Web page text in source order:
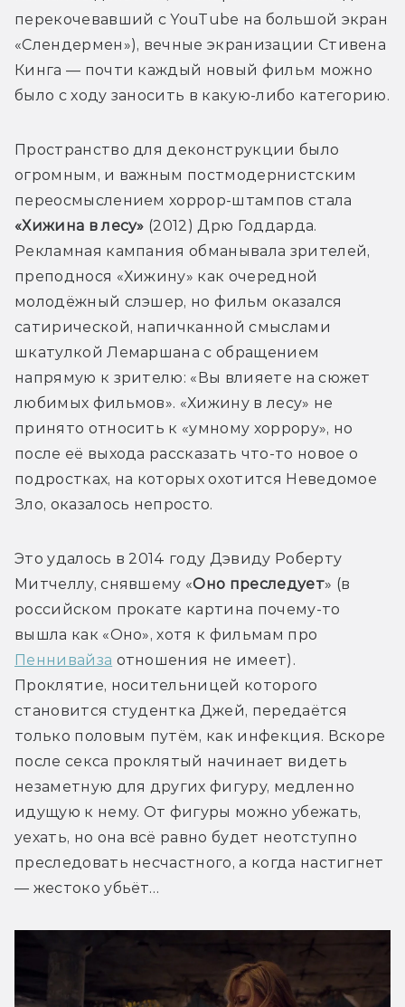
перекочевавший с YouTube на большой экран
«Слендермен»), вечные экранизации Стивена
Кинга — почти каждый новый фильм можно
было с ходу заносить в какую-либо категорию.
Пространство для деконструкции было
огромным, и важным постмодернистским
«Хижина в лесу» (2012) Дрю Годдарда.
Рекламная кампания обманывала зрителей,
преподнося «Хижину» как очередной
молодёжный слэшер, но фильм оказался
сатирической, напичканной смыслами
шкатулкой Лемаршана с обращением
напрямую к зрителю: «Вы влияете на сюжет
любимых фильмов». «Хижину в лесу» не
принято относить к «умному хоррору», но
после её выхода рассказать что-то новое о
подростках, на которых охотится Неведомое
Зло, оказалось непросто.
Это удалось в 2014 году Дэвиду Роберту
Митчеллу, снявшему «Оно преследует» (в
российском прокате картина почему-то
Пеннивайза отношения не имеет).
Проклятие, носительницей которого
становится студентка Джей, передаётся
только половым путём, как инфекция. Вскоре
после секса проклятый начинает видеть
незаметную для других фигуру, медленно
идущую к нему. От фигуры можно убежать,
уехать, но она всё равно будет неотступно
преследовать несчастного, а когда настигнет
— жестоко убьёт…